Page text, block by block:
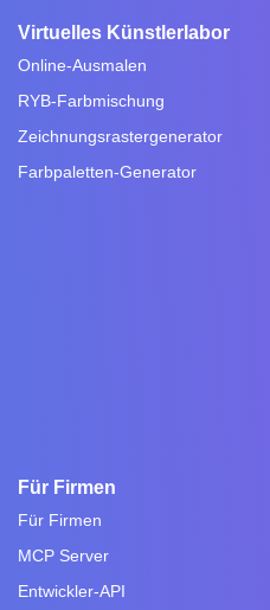
Virtuelles Künstlerlabor
Online-Ausmalen
RYB-Farbmischung
Zeichnungsrastergenerator
Farbpaletten-Generator
Für Firmen
Für Firmen
MCP Server
Entwickler-API